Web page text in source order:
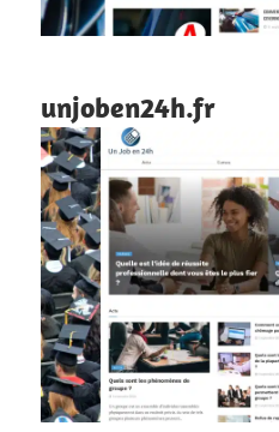
unjoben24h.fr